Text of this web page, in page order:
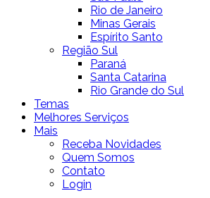
Rio de Janeiro
Minas Gerais
Espírito Santo
Região Sul
Paraná
Santa Catarina
Rio Grande do Sul
Temas
Melhores Serviços
Mais
Receba Novidades
Quem Somos
Contato
Login